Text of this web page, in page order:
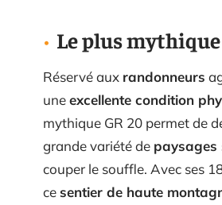
Le plus mythique
Réservé aux randonneurs
uneexcellente condition
mythique GR 20 permet de
grande variété de paysages
couper le souffle. Avec ses
cesentier de haute